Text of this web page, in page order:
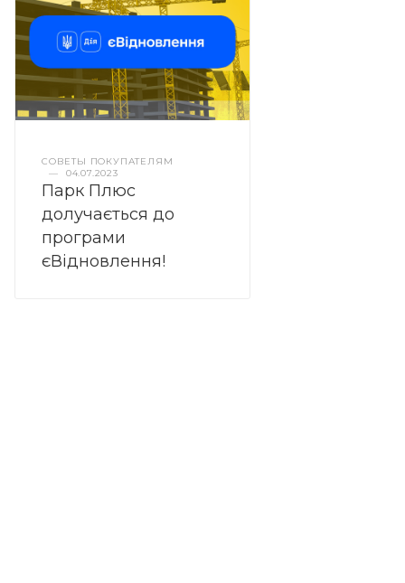
СОВЕТЫ ПОКУПАТЕЛЯМ
—
04.07.2023
Парк Плюс
долучається до
програми
єВідновлення!